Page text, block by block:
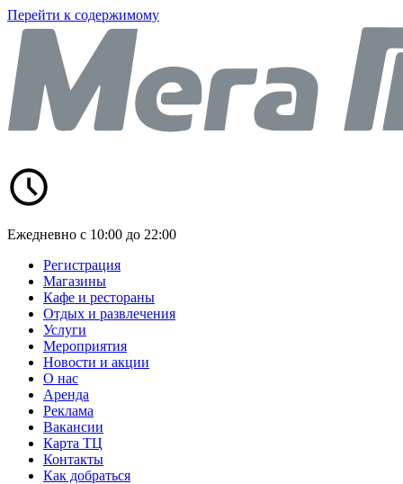
Перейти к содержимому
Ежедневно с 10:00 до 22:00
Регистрация
Магазины
Кафе и рестораны
Отдых и развлечения
Услуги
Мероприятия
Новости и акции
О нас
Аренда
Реклама
Вакансии
Карта ТЦ
Контакты
Как добраться